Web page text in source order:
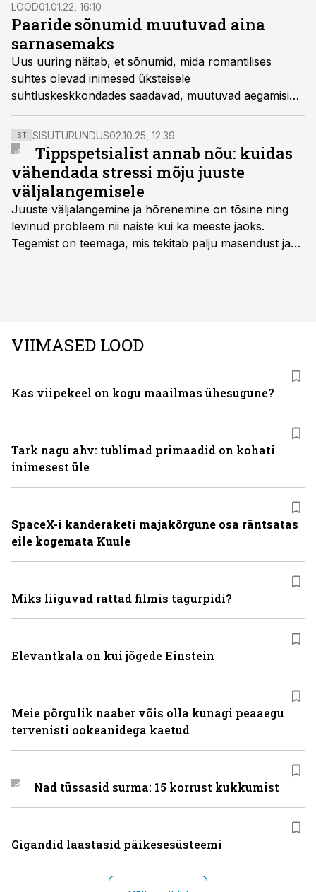
LOOD01.01.22, 16:10
Paaride sõnumid muutuvad aina
sarnasemaks
Uus uuring näitab, et sõnumid, mida romantilises
suhtes olevad inimesed üksteisele
suhtluskeskkondades saadavad, muutuvad aegamisi
vormilt ja sisult üha sarnasemaks.
ST SISUTURUNDUS02.10.25, 12:39
Tippspetsialist annab nõu: kuidas
vähendada stressi mõju juuste
väljalangemisele
Juuste väljalangemine ja hõrenemine on tõsine ning
levinud probleem nii naiste kui ka meeste jaoks.
Tegemist on teemaga, mis tekitab palju masendust ja
VIIMASED LOOD
Kas viipekeel on kogu maailmas ühesugune?
Tark nagu ahv: tublimad primaadid on kohati
inimesest üle
SpaceX-i kanderaketi majakõrgune osa räntsatas
eile kogemata Kuule
Miks liiguvad rattad filmis tagurpidi?
Elevantkala on kui jõgede Einstein
Meie põrgulik naaber võis olla kunagi peaaegu
tervenisti ookeanidega kaetud
Nad tüssasid surma: 15 korrust kukkumist
Gigandid laastasid päikesesüsteemi